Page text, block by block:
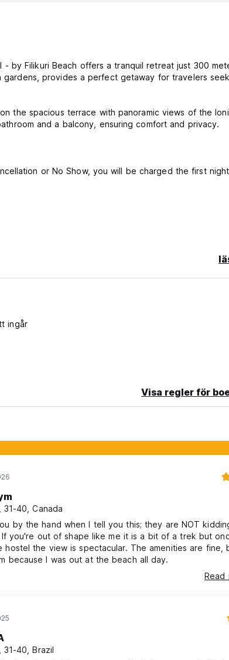
by Filikuri Beach offers a tranquil retreat just 300
gardens, provides a perfect getaway for travelers
the spacious terrace with panoramic views of the
and a balcony, ensuring comfort and privacy.
or No Show, you will be charged the first
ingår
Visa regler för
31-40, Canada
by the hand when I tell you this; they are NOT
you're out of shape like me it is a bit of a trek but
the view is spectacular. The amenities are fine,
because I was out at the beach all day.
Read
31-40, Brazil